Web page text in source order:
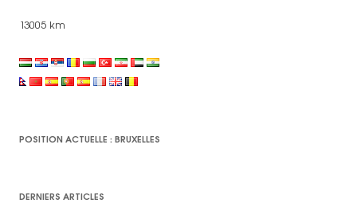
13005 km
POSITION ACTUELLE : BRUXELLES
DERNIERS ARTICLES